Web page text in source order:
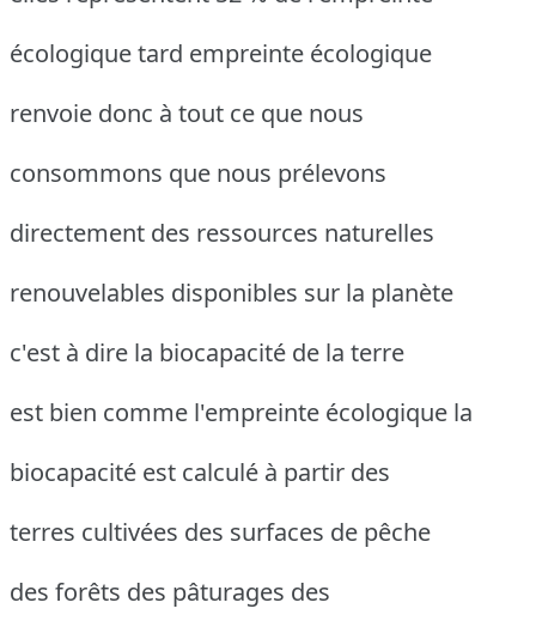
écologique tard empreinte écologique
renvoie donc à tout ce que nous
consommons que nous prélevons
directement des ressources naturelles
renouvelables disponibles sur la planète
c'est à dire la biocapacité de la terre
est bien comme l'empreinte écologique la
biocapacité est calculé à partir des
terres cultivées des surfaces de pêche
des forêts des pâturages des